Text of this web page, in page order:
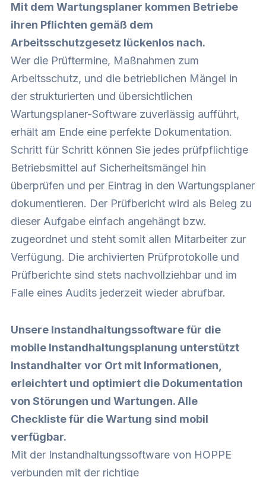
Mit dem Wartungsplaner kommen Betriebe
ihren Pflichten gemäß dem
Arbeitsschutzgesetz lückenlos nach.
Wer die Prüftermine, Maßnahmen zum
Arbeitsschutz, und die betrieblichen Mängel in
der strukturierten und übersichtlichen
Wartungsplaner-Software zuverlässig aufführt,
erhält am Ende eine perfekte Dokumentation.
Schritt für Schritt können Sie jedes prüfpflichtige
Betriebsmittel auf Sicherheitsmängel hin
überprüfen und per Eintrag in den Wartungsplaner
dokumentieren. Der Prüfbericht wird als Beleg zu
dieser Aufgabe einfach angehängt bzw.
zugeordnet und steht somit allen Mitarbeiter zur
Verfügung. Die archivierten Prüfprotokolle und
Prüfberichte sind stets nachvollziehbar und im
Falle eines Audits jederzeit wieder abrufbar.
Unsere Instandhaltungssoftware für die
mobile Instandhaltungsplanung unterstützt
Instandhalter vor Ort mit Informationen,
erleichtert und optimiert die Dokumentation
von Störungen und Wartungen. Alle
Checkliste für die Wartung sind mobil
verfügbar.
Mit der Instandhaltungssoftware von HOPPE
verbunden mit der richtige